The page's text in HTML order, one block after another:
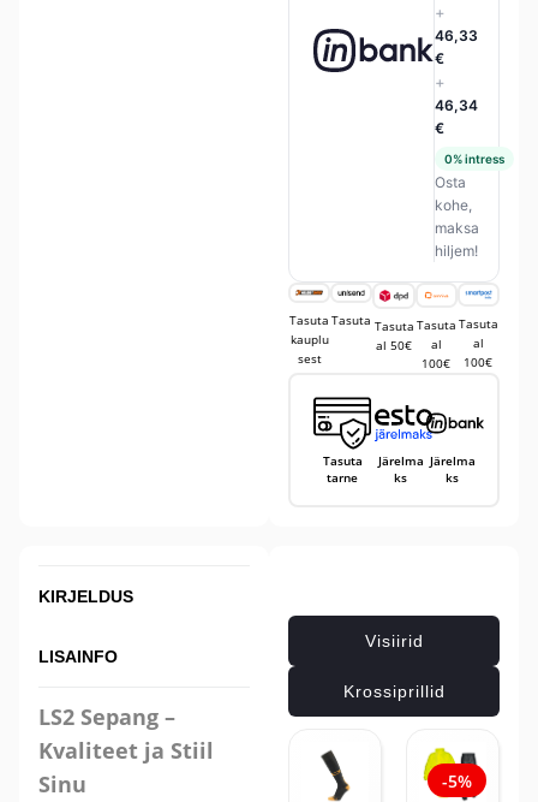
+
46,33
€
+
46,34
€
0% intress
Osta
kohe,
maksa
hiljem!
Tasuta
kauplu
sest
Tasuta Tasuta
al 50€
Tasuta
al
100€
Tasuta
al
100€
Tasuta
tarne
Järelma
ks
Järelma
ks
KIRJELDUS
LISAINFO
LS2 Sepang –
Kvaliteet ja Stiil
Sinu
Visiirid
Krossiprillid
-5%